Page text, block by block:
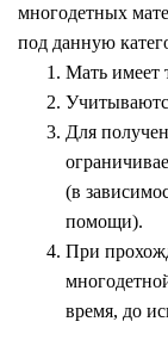
многодетных
под данную
Мать имеет
Для
(в
помощи).
При
время, до